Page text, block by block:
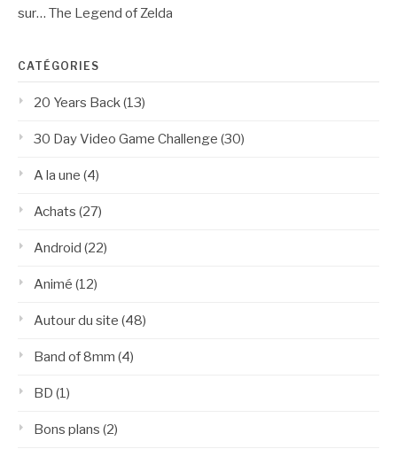
sur… The Legend of Zelda
CATÉGORIES
20 Years Back(13)
30 Day Video Game Challenge (30)
A la une (4)
Achats (27)
Android (22)
Animé (12)
Autour du site (48)
Band of 8mm (4)
BD (1)
Bons plans (2)